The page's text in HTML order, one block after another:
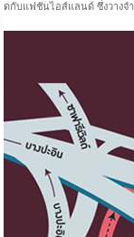
ดกับแฟชันไอส์แลนด์ ซึ่งวางจ